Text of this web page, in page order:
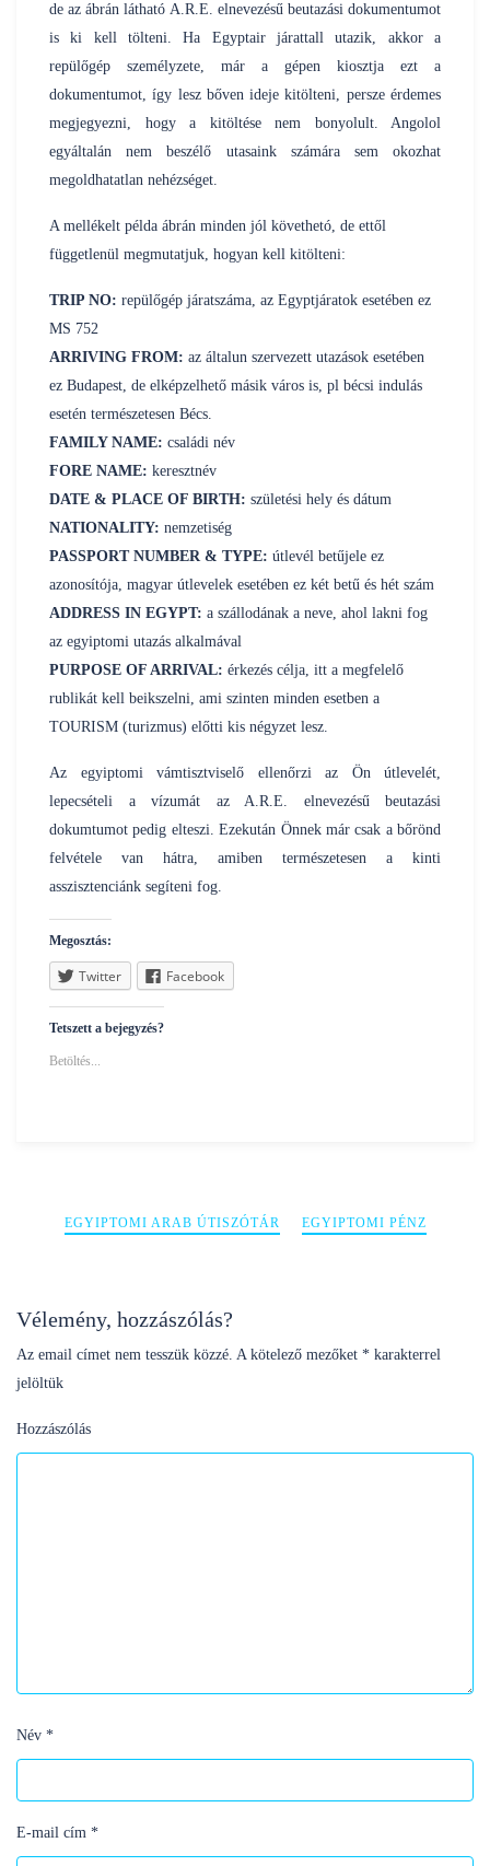
de az ábrán látható A.R.E. elnevezésű beutazási dokumentumot
is ki kell tölteni. Ha Egyptair járattall utazik, akkor a
repülőgép személyzete, már a gépen kiosztja ezt a
dokumentumot, így lesz bőven ideje kitölteni, persze érdemes
megjegyezni, hogy a kitöltése nem bonyolult. Angolol
egyáltalán nem beszélő utasaink számára sem okozhat
megoldhatatlan nehézséget.
A mellékelt példa ábrán minden jól követhetó, de ettől
függetlenül megmutatjuk, hogyan kell kitölteni:
TRIP NO: repülőgép járatszáma, az Egyptjáratok esetében ez
MS 752
ARRIVING FROM: az általun szervezett utazások esetében
ez Budapest, de elképzelhető másik város is, pl bécsi indulás
esetén természetesen Bécs.
FAMILY NAME: családi név
FORE NAME: keresztnév
DATE & PLACE OF BIRTH: születési hely és dátum
NATIONALITY: nemzetiség
PASSPORT NUMBER & TYPE: útlevél betűjele ez
azonosítója, magyar útlevelek esetében ez két betű és hét szám
ADDRESS IN EGYPT: a szállodának a neve, ahol lakni fog
az egyiptomi utazás alkalmával
PURPOSE OF ARRIVAL: érkezés célja, itt a megfelelő
rublikát kell beikszelni, ami szinten minden esetben a
TOURISM (turizmus) előtti kis négyzet lesz.
Az egyiptomi vámtisztviselő ellenőrzi az Ön útlevelét,
lepecsételi a vízumát az A.R.E. elnevezésű beutazási
dokumtumot pedig elteszi. Ezekután Önnek már csak a bőrönd
felvétele van hátra, amiben természetesen a kinti
asszisztenciánk segíteni fog.
Megosztás:
Twitter Facebook
Tetszett a bejegyzés?
Betöltés...
Bejegyzés
EGYIPTOMI ARAB ÚTISZÓTÁR EGYIPTOMI PÉNZ
Vélemény, hozzászólás?
Az email címet nem tesszük közzé. A kötelező mezőket * karakterrel
jelöltük
Hozzászólás
Név *
E-mail cím *